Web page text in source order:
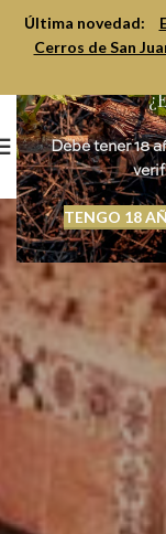
Debe tener 18
TENGO 18
Última novedad:
Cerros de San